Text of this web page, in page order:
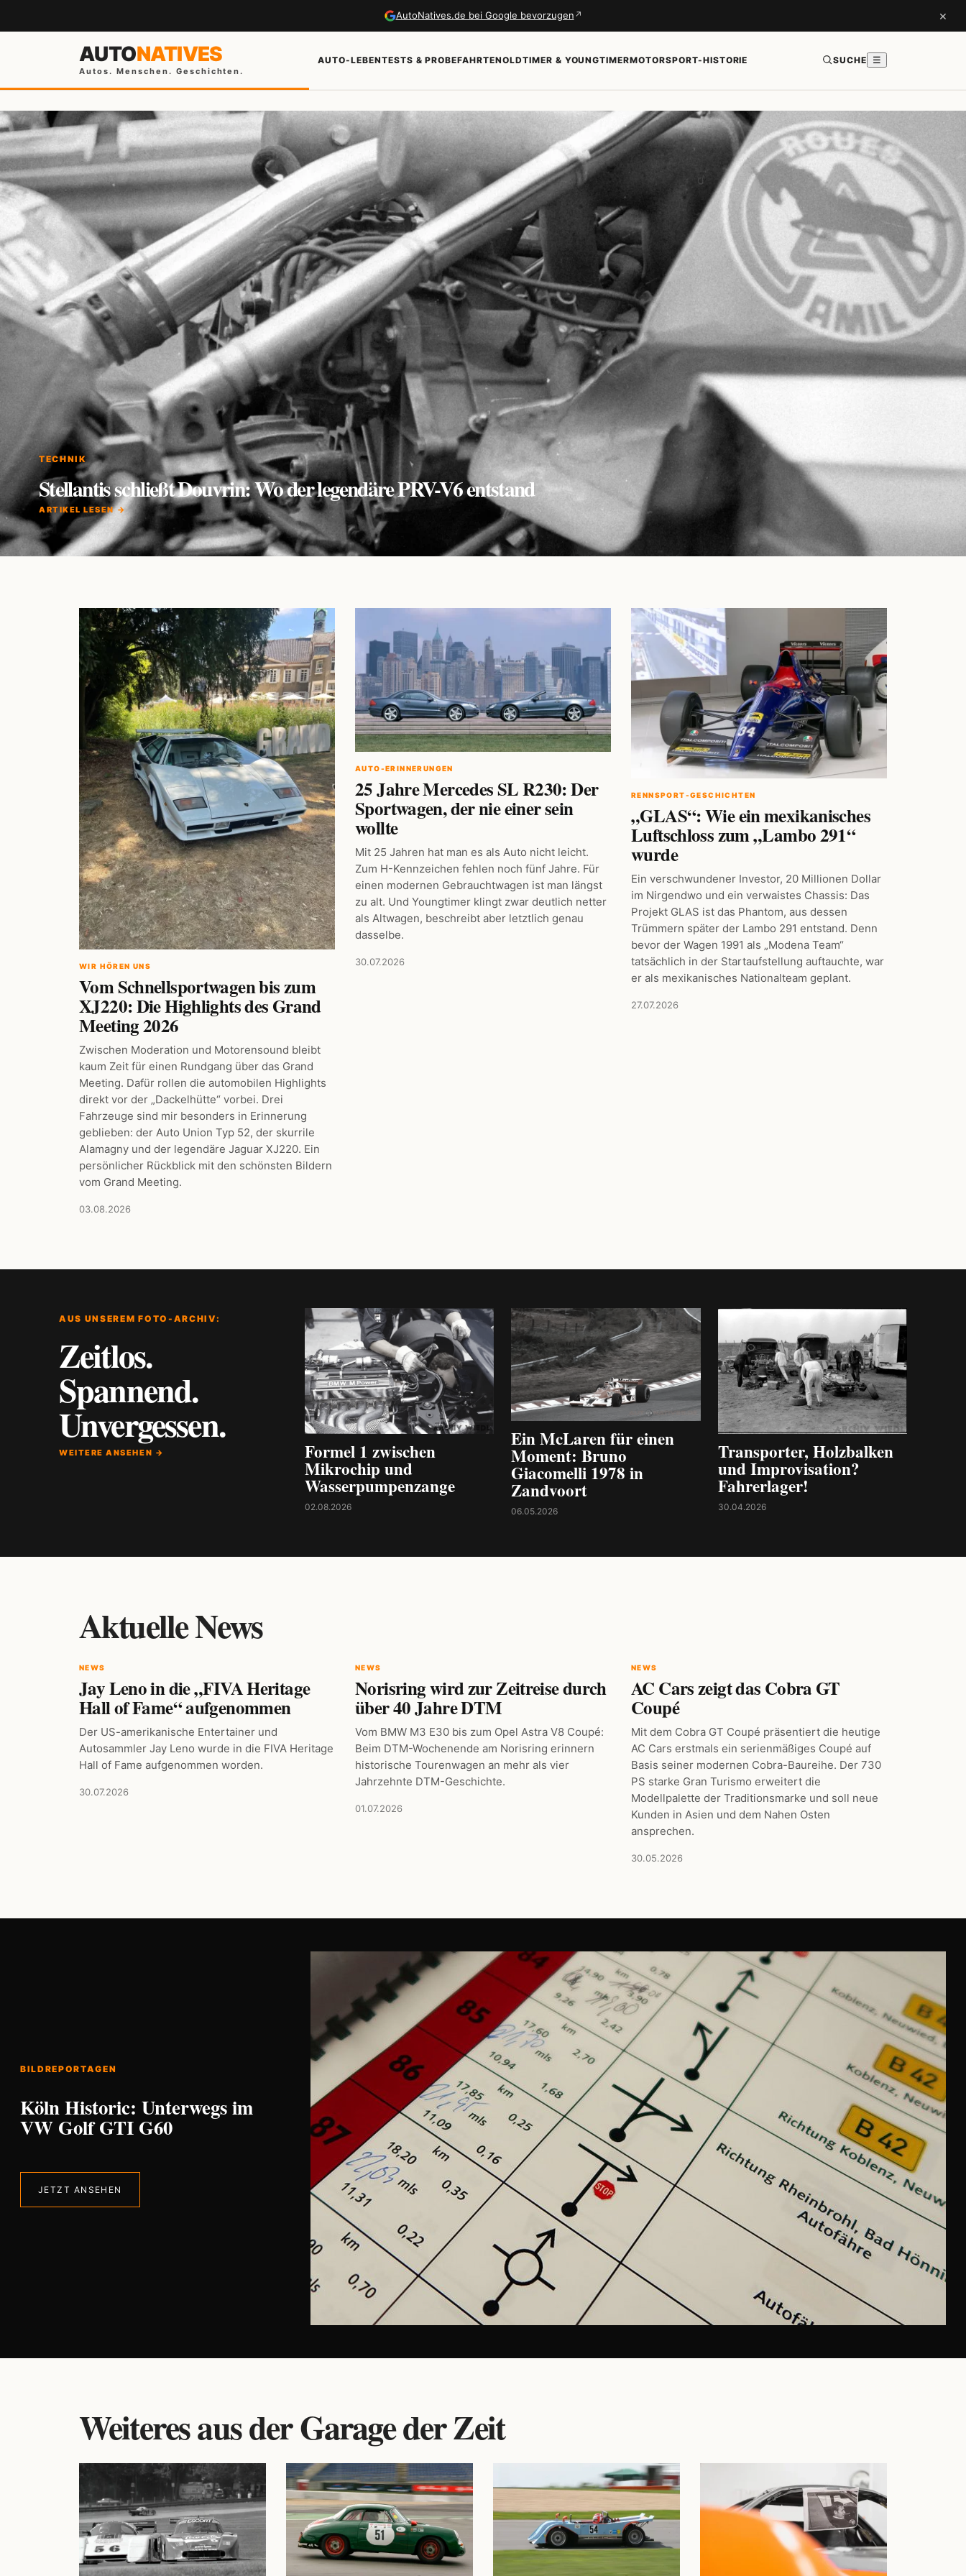
AutoNatives.de bei Google bevorzugen ↗ ×
AUTONATIVES
Autos. Menschen. Geschichten.
AUTO-LEBENTESTS & PROBEFAHRTENOLDTIMER & YOUNGTIMERMOTORSPORT-HISTORIE SUCHE ☰
TECHNIK
Stellantis schließt Douvrin: Wo der legendäre PRV-V6 entstand
ARTIKEL LESEN →
WIR HÖREN UNS
Vom Schnellsportwagen bis zum
XJ220: Die Highlights des Grand
Meeting 2026
Zwischen Moderation und Motorensound bleibt
kaum Zeit für einen Rundgang über das Grand
Meeting. Dafür rollen die automobilen Highlights
direkt vor der „Dackelhütte“ vorbei. Drei
Fahrzeuge sind mir besonders in Erinnerung
geblieben: der Auto Union Typ 52, der skurrile
Alamagny und der legendäre Jaguar XJ220. Ein
persönlicher Rückblick mit den schönsten Bildern
vom Grand Meeting.
03.08.2026
AUTO-ERINNERUNGEN
25 Jahre Mercedes SL R230: Der
Sportwagen, der nie einer sein
wollte
Mit 25 Jahren hat man es als Auto nicht leicht.
Zum H-Kennzeichen fehlen noch fünf Jahre. Für
einen modernen Gebrauchtwagen ist man längst
zu alt. Und Youngtimer klingt zwar deutlich netter
als Altwagen, beschreibt aber letztlich genau
dasselbe.
30.07.2026
RENNSPORT-GESCHICHTEN
„GLAS“: Wie ein mexikanisches
Luftschloss zum „Lambo 291“
wurde
Ein verschwundener Investor, 20 Millionen Dollar
im Nirgendwo und ein verwaistes Chassis: Das
Projekt GLAS ist das Phantom, aus dessen
Trümmern später der Lambo 291 entstand. Denn
bevor der Wagen 1991 als „Modena Team“
tatsächlich in der Startaufstellung auftauchte, war
er als mexikanisches Nationalteam geplant.
27.07.2026
AUS UNSEREM FOTO-ARCHIV:
Zeitlos.
Spannend.
Unvergessen.
WEITERE ANSEHEN → Formel 1 zwischen
Mikrochip und
Wasserpumpenzange
02.08.2026
Ein McLaren für einen
Moment: Bruno
Giacomelli 1978 in
Zandvoort
06.05.2026
Transporter, Holzbalken
und Improvisation?
Fahrerlager!
30.04.2026
Aktuelle News
NEWS
Jay Leno in die „FIVA Heritage
Hall of Fame“ aufgenommen
Der US-amerikanische Entertainer und
Autosammler Jay Leno wurde in die FIVA Heritage
Hall of Fame aufgenommen worden.
30.07.2026
NEWS
Norisring wird zur Zeitreise durch
über 40 Jahre DTM
Vom BMW M3 E30 bis zum Opel Astra V8 Coupé:
Beim DTM-Wochenende am Norisring erinnern
historische Tourenwagen an mehr als vier
Jahrzehnte DTM-Geschichte.
01.07.2026
NEWS
AC Cars zeigt das Cobra GT
Coupé
Mit dem Cobra GT Coupé präsentiert die heutige
AC Cars erstmals ein serienmäßiges Coupé auf
Basis seiner modernen Cobra-Baureihe. Der 730
PS starke Gran Turismo erweitert die
Modellpalette der Traditionsmarke und soll neue
Kunden in Asien und dem Nahen Osten
ansprechen.
30.05.2026
BILDREPORTAGEN
Köln Historic: Unterwegs im
VW Golf GTI G60
JETZT ANSEHEN
Weiteres aus der Garage der Zeit